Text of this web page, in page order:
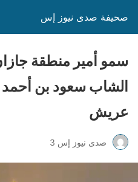
صحيفة صدى نيوز إس
سمو أمير منطقة
الشاب سعود بن أحمد
عريش
صدى نيوز إس 3